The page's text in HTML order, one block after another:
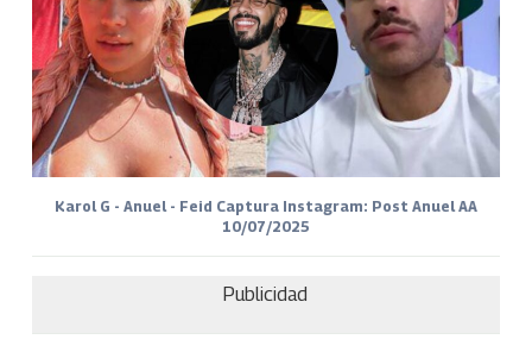
Karol G - Anuel - Feid Captura Instagram: Post Anuel AA
10/07/2025
Publicidad